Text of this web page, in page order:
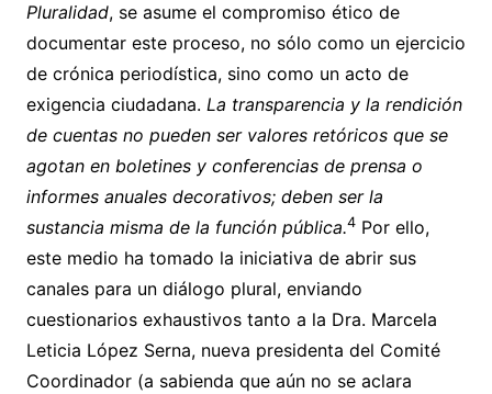
Pluralidad, se asume el compromiso ético de
documentar este proceso, no sólo como un ejercicio
de crónica periodística, sino como un acto de
exigencia ciudadana. La transparencia y la rendición
de cuentas no pueden ser valores retóricos que se
agotan en boletines y conferencias de prensa o
informes anuales decorativos; deben ser la
sustancia misma de la función pública.4Por ello,
este medio ha tomado la iniciativa de abrir sus
canales para un diálogo plural, enviando
cuestionarios exhaustivos tanto a la Dra. Marcela
Leticia López Serna, nueva presidenta del Comité
Coordinador (a sabienda que aún no se aclara